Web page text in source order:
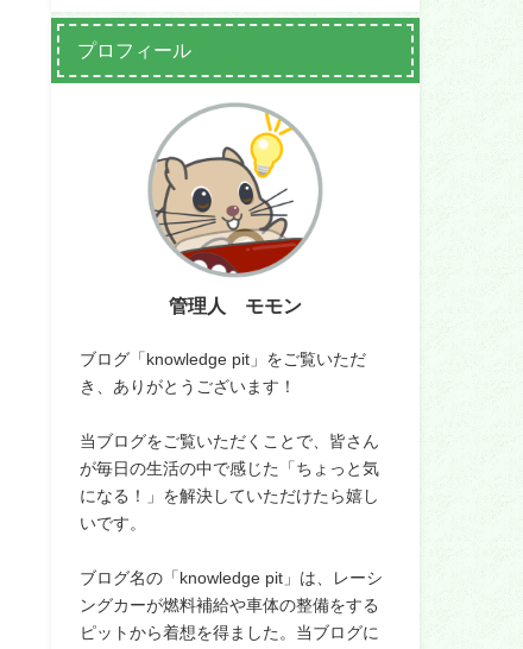
プロフィール
管理人 モモン
ブログ「knowledge pit」をご覧いただ
き、ありがとうございます！
当ブログをご覧いただくことで、皆さん
が毎日の生活の中で感じた「ちょっと気
になる！」を解決していただけたら嬉し
いです。
ブログ名の「knowledge pit」は、レーシ
ングカーが燃料補給や車体の整備をする
ピットから着想を得ました。当ブログに